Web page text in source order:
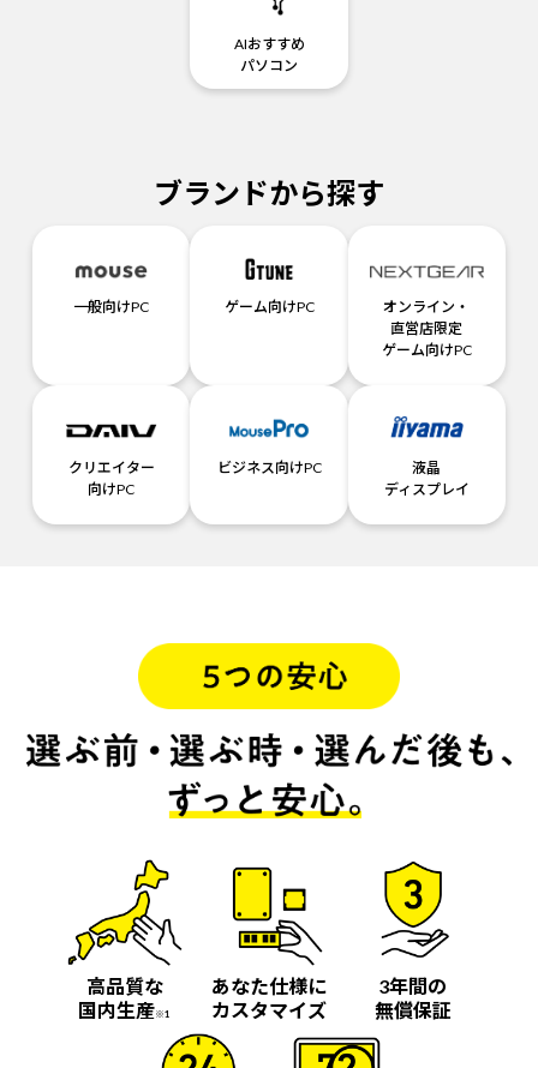
AIおすすめ
パソコン
ブランドから探す
一般向けPC ゲーム向けPC
オンライン・
直営店限定
ゲーム向けPC
クリエイター
向けPC
ビジネス向けPC
液晶
ディスプレイ
高品質な
国内生産※1
あなた仕様に
カスタマイズ
3年間の
無償保証